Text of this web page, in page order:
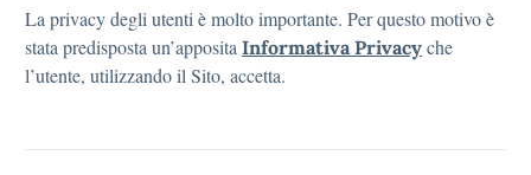
La privacy degli utenti è molto importante. Per questo motivo è
stata predisposta un’apposita Informativa Privacy che
l’utente, utilizzando il Sito, accetta.